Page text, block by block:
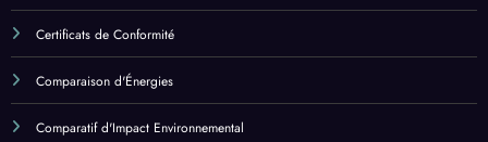
Certificats de Conformité
Comparaison d'Énergies
Comparatif d'Impact Environnemental